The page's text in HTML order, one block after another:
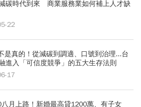
碳時代到來 商業服務業如何補上人才缺
22
是真的！從減碳到調適、口號到治理...台
進入「可信度競爭」的五大生存法則
17
月上路！新婚最高貸1200萬、有子女